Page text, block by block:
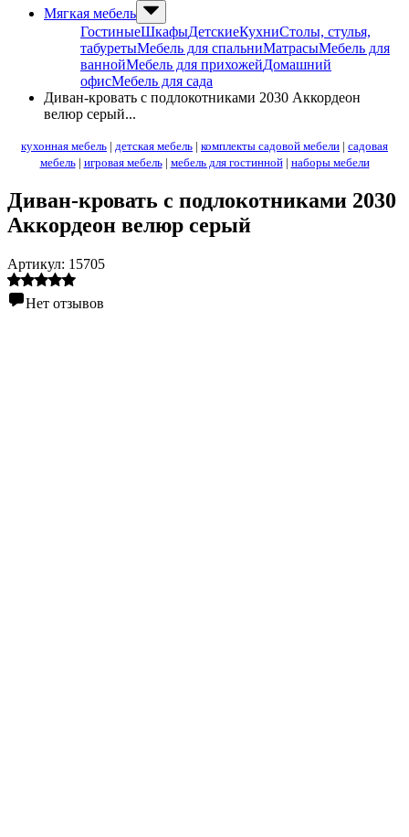
Мягкая мебель
ГостиныеШкафыДетскиеКухниСтолы, стулья,
табуретыМебель для спальниМатрасыМебель для
ваннойМебель для прихожейДомашний
офисМебель для сада
Диван-кровать с подлокотниками 2030 Аккордеон
велюр серый...
кухонная мебель | детская мебель | комплекты садовой мебели | садовая
мебель| игровая мебель| мебель для гостинной| наборы мебели
Диван-кровать с подлокотниками 2030
Аккордеон велюр серый
Артикул: 15705
Нет отзывов